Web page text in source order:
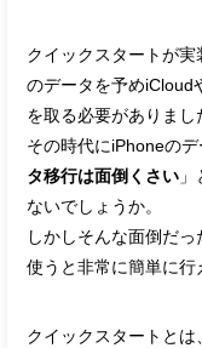
クイックスタートが
のデータを予めiCloud
を取る必要がありまし
その時代にiPhoneの
タ移行は面倒くさい
ないでしょうか。
しかしそんな面倒だ
使うと非常に簡単に行
クイックスタートと